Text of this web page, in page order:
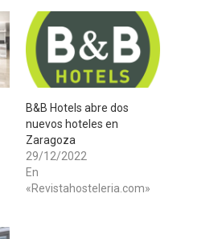
​B&B Hotels abre dos
nuevos hoteles en
Zaragoza
29/12/2022
En
«Revistahosteleria.com»